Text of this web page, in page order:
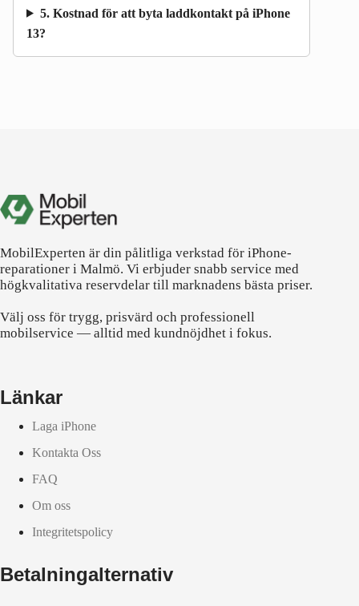
5. Kostnad för att byta laddkontakt på iPhone
13?
MobilExperten är din pålitliga verkstad för iPhone-
reparationer i Malmö. Vi erbjuder snabb service med
högkvalitativa reservdelar till marknadens bästa priser.
Välj oss för trygg, prisvärd och professionell
mobilservice — alltid med kundnöjdhet i fokus.
Länkar
Laga iPhone
Kontakta Oss
FAQ
Om oss
Integritetspolicy
Betalningalternativ